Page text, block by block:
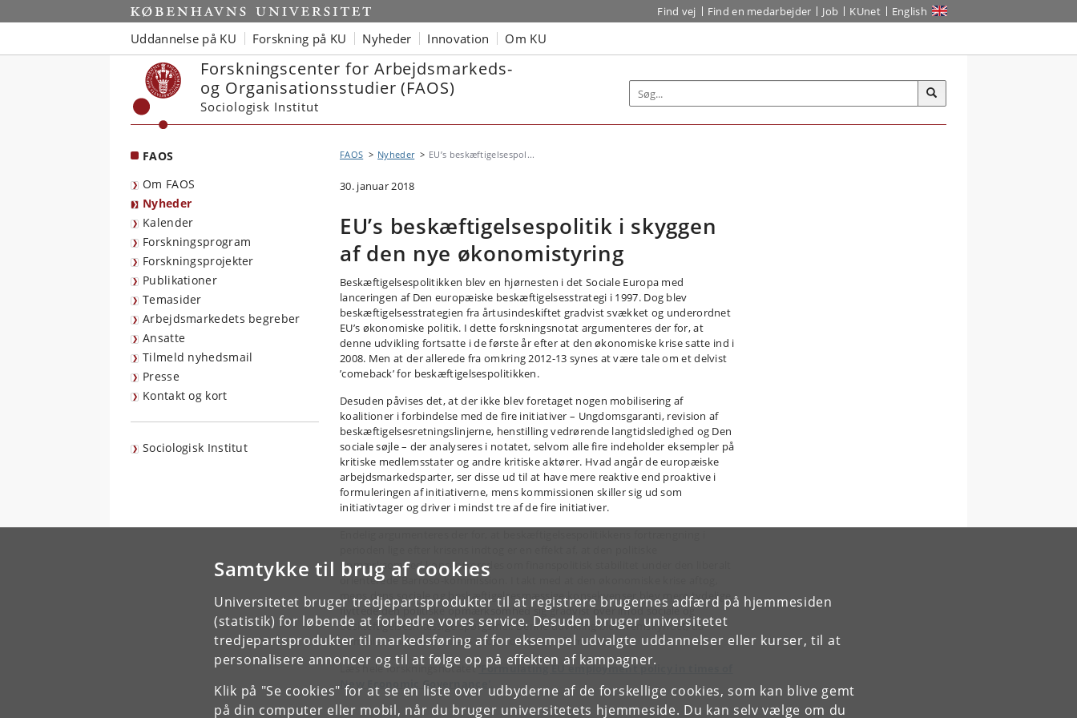
Samtykke til brug af cookies
Universitetet bruger tredjepartsprodukter til at registrere brugernes adfærd på hjemmesiden
(statistik) for løbende at forbedre vores service. Desuden bruger universitetet
tredjepartsprodukter til markedsføring af for eksempel udvalgte uddannelser eller kurser, til at
personalisere annoncer og til at følge op på effekten af kampagner.
Klik på "Se cookies" for at se en liste over udbyderne af de forskellige cookies, som kan blive gemt
på din computer eller mobil, når du bruger universitetets hjemmeside. Du kan selv vælge om du
Start Find vej Find en medarbejder Job KUnet English
Uddannelse på KU Forskning på KU Nyheder Innovation Om KU
Forskningscenter for Arbejdsmarkeds-
og Organisationsstudier (FAOS)
Sociologisk Institut
FAOS
Om FAOS
Nyheder
Kalender
Forskningsprogram
Forskningsprojekter
Publikationer
Temasider
Arbejdsmarkedets begreber
Ansatte
Tilmeld nyhedsmail
Presse
Kontakt og kort
Sociologisk Institut
FAOS Nyheder EU’s beskæftigelsespol...
30. januar 2018
EU’s beskæftigelsespolitik i skyggen
af den nye økonomistyring
Beskæftigelsespolitikken blev en hjørnesten i det Sociale Europa med
lanceringen af ​​Den europæiske beskæftigelsesstrategi i 1997. Dog blev
beskæftigelsesstrategien fra årtusindeskiftet gradvist svækket og underordnet
EU’s økonomiske politik. I dette forskningsnotat argumenteres der for, at
denne udvikling fortsatte i de første år efter at den økonomiske krise satte ind i
2008. Men at der allerede fra omkring 2012-13 synes at være tale om et delvist
’comeback’ for beskæftigelsespolitikken.
Desuden påvises det, at der ikke blev foretaget nogen mobilisering af
koalitioner i forbindelse med de fire initiativer – Ungdomsgaranti, revision af
beskæftigelsesretningslinjerne, henstilling vedrørende langtidsledighed og Den
sociale søjle – der analyseres i notatet, selvom alle fire indeholder eksempler på
kritiske medlemsstater og andre kritiske aktører. Hvad angår de europæiske
arbejdsmarkedsparter, ser disse ud til at have mere reaktive end proaktive i
formuleringen af initiativerne, mens kommissionen skiller sig ud som
initiativtager og driver i mindst tre af de fire initiativer.
opmærksomhed koncentreredes om finanspolitisk stabilitet under den liberalt
orienterede Barroso-kommission. I takt med at den økonomiske krise aftog,
mens dens sociale og beskæftigelsesmæssige konsekvenser blev mere tydelige,
flyttede den politiske opmærksomhed sig gradvist over imod sociale og
beskæftigelsesmæssige spørgsmål. Denne udvikling blev fremskyndet, da
Kommissionen fik en mere socialt orienteret formand.
Læs hele forskningsnotatet'Formulating EU employment policy in times of
New Economic Governance'